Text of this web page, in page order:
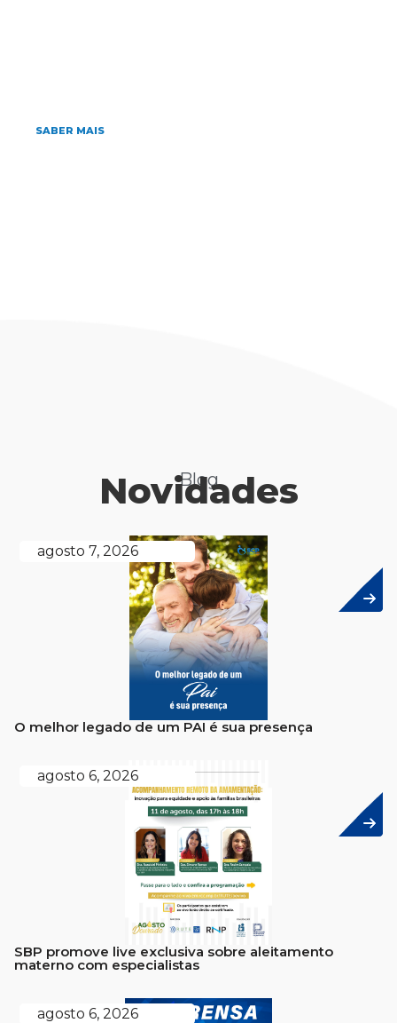
SABER MAIS
Blog
Novidades
agosto 7, 2026
O melhor legado de um PAI é sua presença
agosto 6, 2026
SBP promove live exclusiva sobre aleitamento
materno com especialistas
agosto 6, 2026